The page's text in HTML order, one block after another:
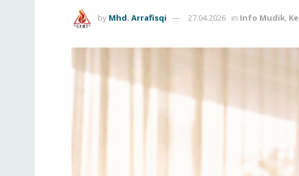
by Mhd. Arrafisqi 27.04.2026 in Info Mudik,